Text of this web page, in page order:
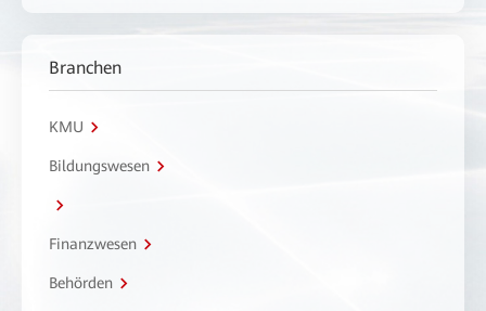
Branchen
KMU
Bildungswesen
Finanzwesen
Behörden